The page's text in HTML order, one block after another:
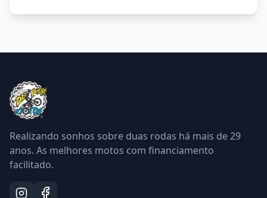
Realizando sonhos sobre duas rodas há mais de29
anos. As melhores motos com financiamento
facilitado.